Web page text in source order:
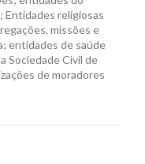
Entidades religiosas
missões e
entidades de saúde
Sociedade Civil de
de moradores